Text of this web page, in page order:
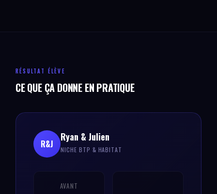
RÉSULTAT ÉLÈVE
CE QUE ÇA DONNE EN PRATIQUE
R&J
Ryan & Julien
NICHE BTP & HABITAT
AVANT